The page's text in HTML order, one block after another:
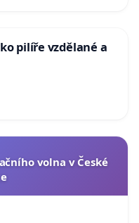
pilíře vzdělané a
volna v České